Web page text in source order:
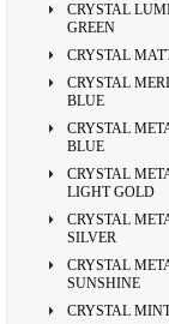
CRYSTAL
GREEN
CRYSTAL
CRYSTAL
BLUE
CRYSTAL
BLUE
CRYSTAL
LIGHT GOLD
CRYSTAL
SILVER
CRYSTAL
SUNSHINE
CRYSTAL